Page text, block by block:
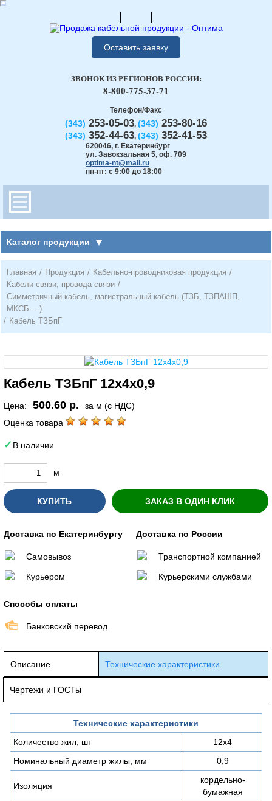
Оставить заявку
Телефон/Факс
(343) 253-05-03, (343) 253-80-16
(343) 352-44-63, (343) 352-41-53
620046, г. Екатеринбург
ул. Завокзальная 5, оф. 709
optima-nt@mail.ru
пн-пт: с 9:00 до 18:00
ЗВОНОК ИЗ РЕГИОНОВ РОССИИ:
8-800-775-37-71
Каталог продукции
Главная / Продукция / Кабельно-проводниковая продукция /
Кабели связи, провода связи /
Симметричный кабель, магистральный кабель (ТЗБ, ТЗПАШП,
МКСБ….)
/ Кабель ТЗБпГ
Кабель ТЗБпГ 12х4х0,9
Цена: 500.60 р.
за м (с НДС)
Оценка товара
В наличии
м
КУПИТЬ ЗАКАЗ В ОДИН КЛИК
Доставка по Екатеринбургу
Самовывоз
Курьером
Доставка по России
Транспортной компанией
Курьерскими службами
Способы оплаты
Банковский перевод
Описание Технические характеристики
Чертежи и ГОСТы
Технические характеристики
Количество жил, шт
12х4
Номинальный диаметр жилы, мм
0,9
Изоляция
кордельно-
бумажная